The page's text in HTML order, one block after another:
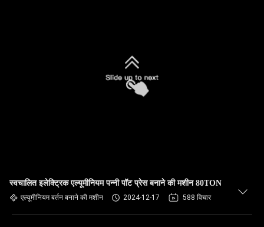
स्वचालित इलेक्ट्रिक एल्यूमीनियम पन्नी पॉट प्रेस बनाने की मशीन 80TON
एल्यूमीनियम बर्तन बनाने की मशीन 2024-12-17 588 विचार